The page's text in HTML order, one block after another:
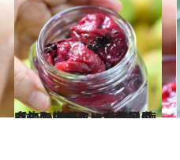
2023.6.28
【梅おばあちゃんの贈りもの】 梅干し、梅酢、梅肉エキス…… いいこと尽くしの梅パワーを毎日に
ライフスタイル